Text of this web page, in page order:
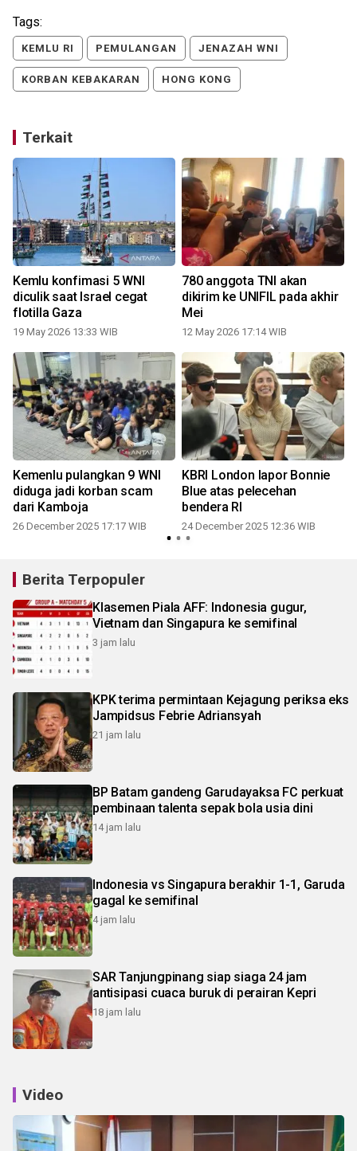
Tags:
KEMLU RI PEMULANGAN JENAZAH WNI
KORBAN KEBAKARAN HONG KONG
Terkait
Kemlu konfimasi 5 WNI
diculik saat Israel cegat
flotilla Gaza
19 May 2026 13:33 WIB
780 anggota TNI akan
dikirim ke UNIFIL pada akhir
Mei
12 May 2026 17:14 WIB
Kemenlu pulangkan 9 WNI
diduga jadi korban scam
dari Kamboja
26 December 2025 17:17 WIB
KBRI London lapor Bonnie
Blue atas pelecehan
bendera RI
24 December 2025 12:36 WIB
Berita Terpopuler
Klasemen Piala AFF: Indonesia gugur,
Vietnam dan Singapura ke semifinal
3 jam lalu
KPK terima permintaan Kejagung periksa eks
Jampidsus Febrie Adriansyah
21 jam lalu
BP Batam gandeng Garudayaksa FC perkuat
pembinaan talenta sepak bola usia dini
14 jam lalu
Indonesia vs Singapura berakhir 1-1, Garuda
gagal ke semifinal
4 jam lalu
SAR Tanjungpinang siap siaga 24 jam
antisipasi cuaca buruk di perairan Kepri
18 jam lalu
Video